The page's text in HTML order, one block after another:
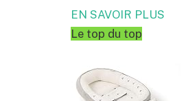
EN SAVOIR PLUS
Le top du top